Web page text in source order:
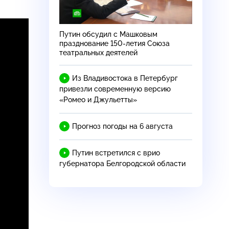
Путин обсудил с Машковым
празднование 150-летия Союза
театральных деятелей
Из Владивостока в Петербург
привезли современную версию
«Ромео и Джульетты»
Прогноз погоды на 6 августа
Путин встретился с врио
губернатора Белгородской области